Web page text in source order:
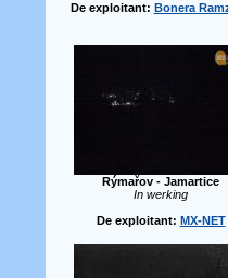
De exploitant: Bonera
Rýmařov - Jamartice
In werking
De exploitant: MX-NET